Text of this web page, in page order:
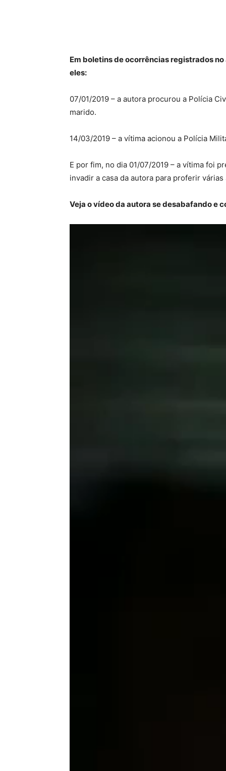
Em boletins de ocorrências registrados
eles:
07/01/2019 – a autora procurou a Polícia
marido.
14/03/2019 – a vítima acionou a Polícia
E por fim, no dia 01/07/2019 – a vítima foi
invadir a casa da autora para proferir
Veja o vídeo da autora se desabafando e